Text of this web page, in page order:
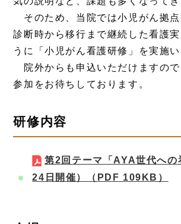
そのため、当院では小児がん拠点
診断時から移行まで継続した看護
うに「小児がん看護研修」を実施い
院外からも申込いただけますの
参加をお待ちしております。
研修内容
第2回テーマ「AYA世代への
24日開催）
（PDF 109KB）